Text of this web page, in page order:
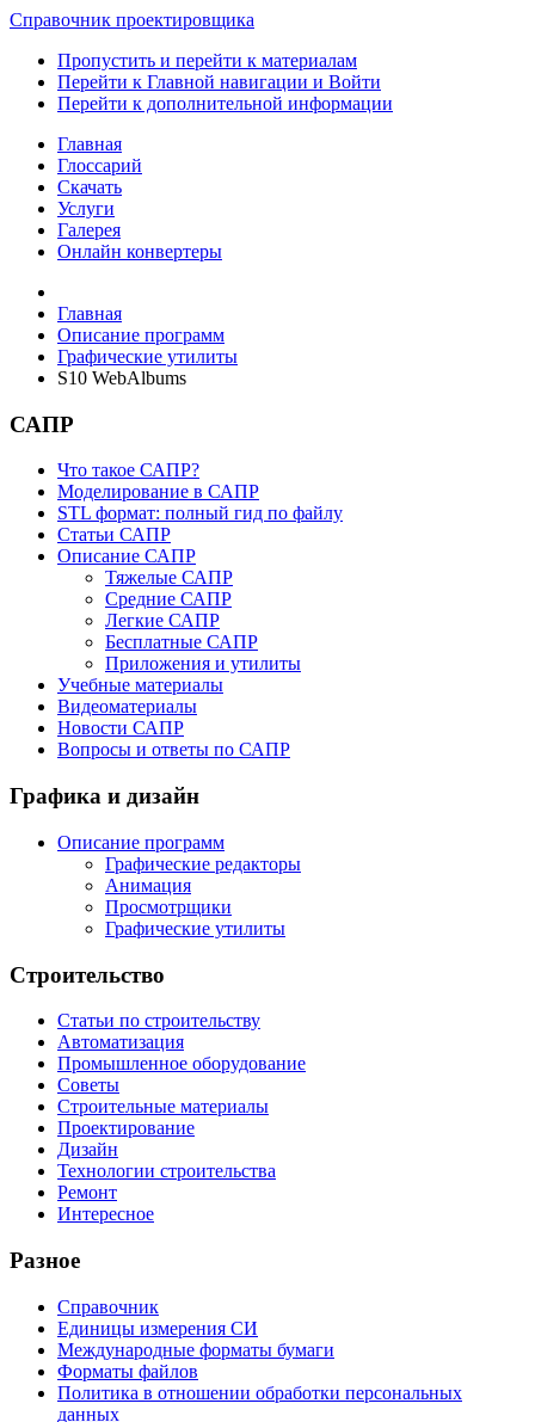
Справочник проектировщика
Пропустить и перейти к материалам
Перейти к Главной навигации и Войти
Перейти к дополнительной информации
Главная
Глоссарий
Скачать
Услуги
Галерея
Онлайн конвертеры
Главная
Описание программ
Графические утилиты
S10 WebAlbums
САПР
Что такое САПР?
Моделирование в САПР
STL формат: полный гид по файлу
Статьи САПР
Описание САПР
Тяжелые САПР
Средние САПР
Легкие САПР
Бесплатные САПР
Приложения и утилиты
Учебные материалы
Видеоматериалы
Новости САПР
Вопросы и ответы по САПР
Графика и дизайн
Описание программ
Графические редакторы
Анимация
Просмотрщики
Графические утилиты
Строительство
Статьи по строительству
Автоматизация
Промышленное оборудование
Советы
Строительные материалы
Проектирование
Дизайн
Технологии строительства
Ремонт
Интересное
Разное
Справочник
Единицы измерения СИ
Международные форматы бумаги
Форматы файлов
Политика в отношении обработки персональных
данных